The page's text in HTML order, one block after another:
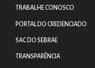
TRABALHE CONOSCO
PORTAL DO CREDENCIADO
SAC DO SEBRAE
TRANSPARÊNCIA